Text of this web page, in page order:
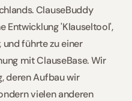
ClauseBuddy
Entwicklung 'Klauseltool',
führte zu einer
mit ClauseBase. Wir
deren Aufbau wir
vielen anderen